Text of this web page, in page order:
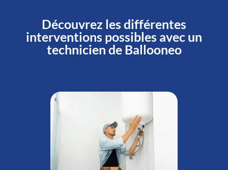
Découvrez les différentes
interventions possibles avec un
technicien de Ballooneo